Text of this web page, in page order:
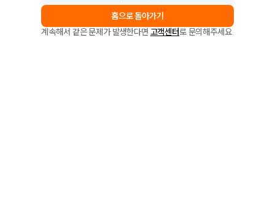
홈으로 돌아가기
계속해서 같은 문제가 발생한다면 고객센터로 문의해주세요.